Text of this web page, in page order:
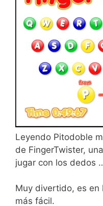
Leyendo Pitodoble
de FingerTwister,
jugar con los dedos
Muy divertido, es en
más fácil.